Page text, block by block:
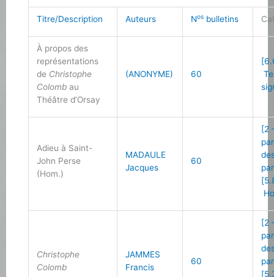
Titre/Description Auteurs Nos bulletins
À propos des
représentations
de Christophe
Colomb au
Théâtre d’Orsay
(ANONYME) 60
Adieu à Saint-
John Perse
(Hom.)
MADAULE
Jacques
60
[2
Christophe
Colomb
JAMMES
Francis
60
[2